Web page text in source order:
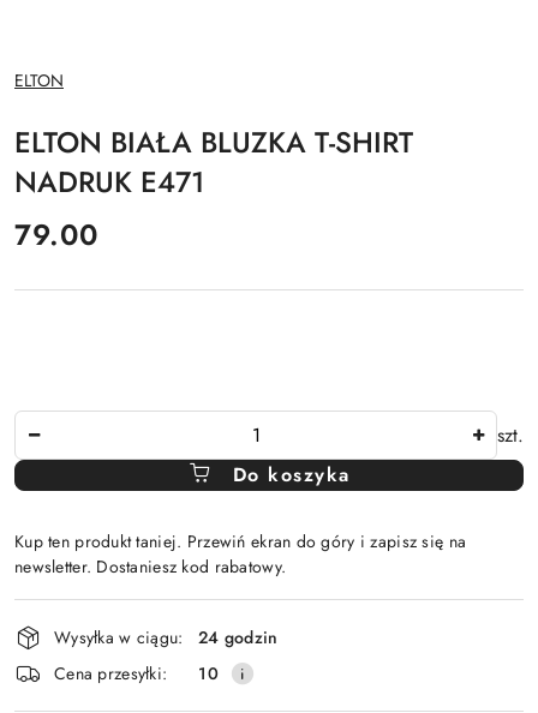
NAZWA
PRODUCENTA:
ELTON
ELTON BIAŁA BLUZKA T-SHIRT
NADRUK E471
cena:
79.00
szt.
Do koszyka
Kup ten produkt taniej. Przewiń ekran do góry i zapisz się na
newsletter. Dostaniesz kod rabatowy.
Dostępność
i
dostawa
Wysyłka w ciągu:
24 godzin
Cena przesyłki:
10